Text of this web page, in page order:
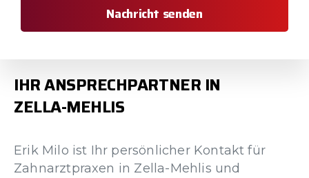
IHRANSPRECHPARTNER IN
ZELLA-MEHLIS
Erik Milo ist Ihr persönlicher Kontakt für
Zahnarztpraxen in Zella-Mehlis und